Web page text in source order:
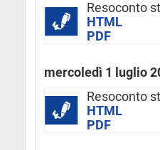
Resoconto
HTML
PDF
mercoledì 1 luglio
Resoconto
HTML
PDF